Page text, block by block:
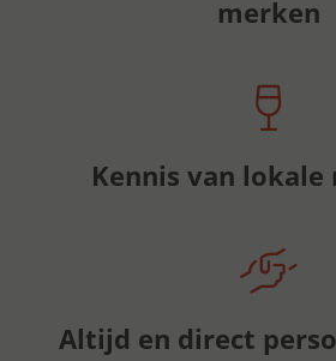
merken
Kennis van
Altijd en direct